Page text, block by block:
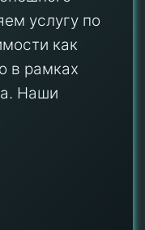
услугу по
как
в рамках
Наши